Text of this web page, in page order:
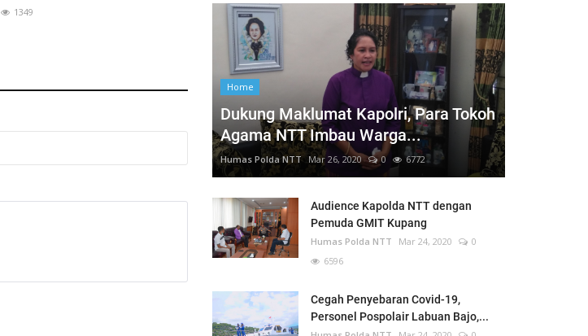
1349
Home
Dukung Maklumat Kapolri, Para Tokoh
Agama NTT Imbau Warga...
Humas Polda NTT Mar 26, 2020 0 6772
Audience Kapolda NTT dengan
Pemuda GMIT Kupang
Humas Polda NTT Mar 24, 2020
0
6596
Cegah Penyebaran Covid-19,
Personel Pospolair Labuan Bajo,...